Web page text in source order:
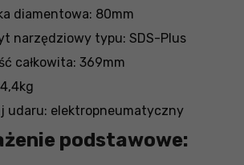
diamentowa: 80mm
narzędziowy typu: SDS-Plus
całkowita: 369mm
udaru: elektropneumatyczny
podstawowe: